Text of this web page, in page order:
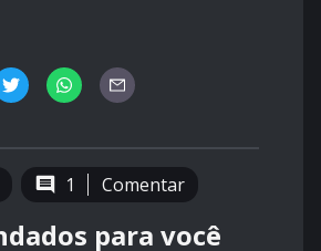
1 Comentar
para você